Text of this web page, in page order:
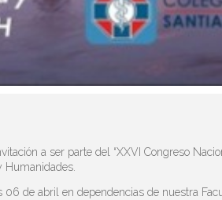
a ser parte del “XXVI Congreso
Humanidades.
de abril en dependencias de nuestra